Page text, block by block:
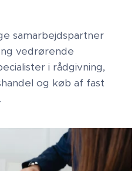
samarbejdspartner
vedrørende
i rådgivning,
og køb af fast